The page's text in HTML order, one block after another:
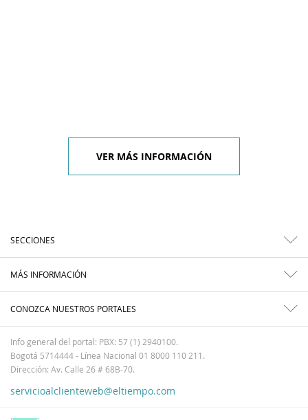
VER MÁS INFORMACIÓN
SECCIONES
MÁS INFORMACIÓN
CONOZCA NUESTROS PORTALES
Info general del portal: PBX: 57 (1) 2940100.
Bogotá 5714444 - Línea Nacional 01 8000 110 211.
Dirección: Av. Calle 26 # 68B-70.
servicioalclienteweb@eltiempo.com